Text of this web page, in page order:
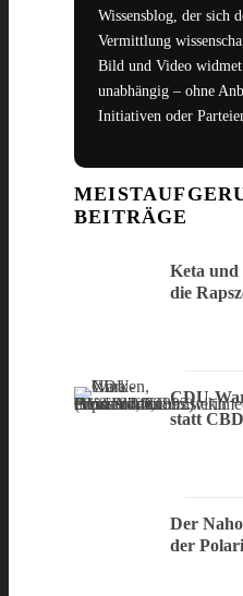
Wissensblog, der sich
Vermittlung
Bild und Video
unabhängig – ohne
Initiativen oder
BEITRÄGE
Keta
die
CDU-
statt
Der
der